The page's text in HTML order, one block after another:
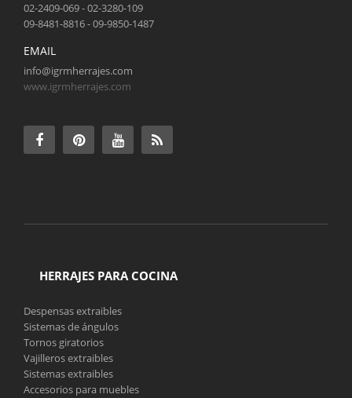
02-2409-069 - 02-3280-109
09-8481-8816 - 09-9850-1487
EMAIL
info@igrmherrajes.com
www.igrmherrajes.com
HERRAJES PARA COCINA
Despensas extraibles
Sistemas de ángulos
Tornos giratorios
Vajilleros extraibles
Sistemas extraibles
Accesorios para muebles